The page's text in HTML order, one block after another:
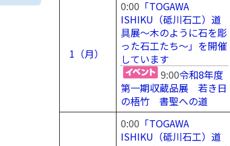
1（月）
0:00 「TOGAWA
ISHIKU（砥川石工）道
具展～木のように石を彫
った石工たち～」を開催
しています
9:00令和8年度
第一期収蔵品展 若き日
の梧竹 書聖への道
0:00 「TOGAWA
ISHIKU（砥川石工）道